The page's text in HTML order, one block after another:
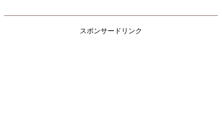
スポンサードリンク